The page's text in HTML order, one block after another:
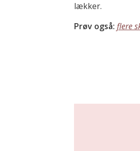
lækker.
Prøv også: flere